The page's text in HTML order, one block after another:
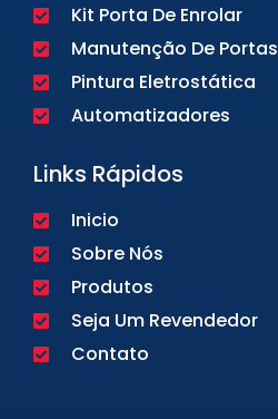
Kit Porta De Enrolar
Manutenção De Portas
Pintura Eletrostática
Automatizadores
Links Rápidos
Inicio
Sobre Nós
Produtos
Seja Um Revendedor
Contato